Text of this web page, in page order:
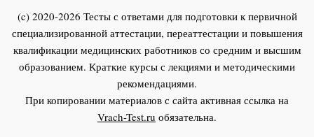
(c) 2020-2026 Тесты с ответами для подготовки к первичной
специализированной аттестации, переаттестации и повышения
квалификации медицинских работников со средним и высшим
образованием. Краткие курсы с лекциями и методическими
рекомендациями.
При копировании материалов с сайта активная ссылка на
Vrach-Test.ru обязательна.